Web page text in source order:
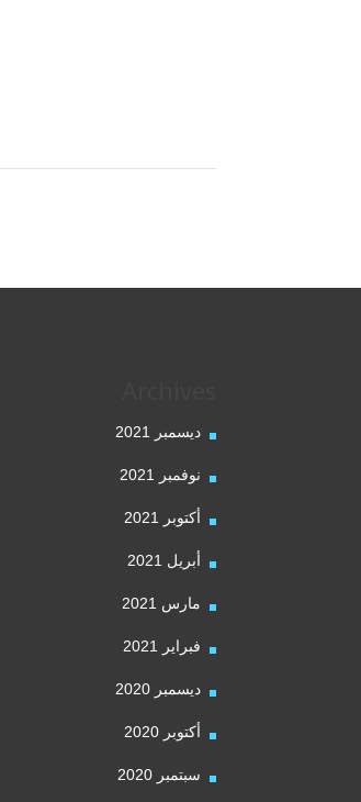
ديسمبر 2021
نوفمبر 2021
أكتوبر 2021
أبريل 2021
مارس 2021
فبراير 2021
ديسمبر 2020
أكتوبر 2020
سبتمبر 2020